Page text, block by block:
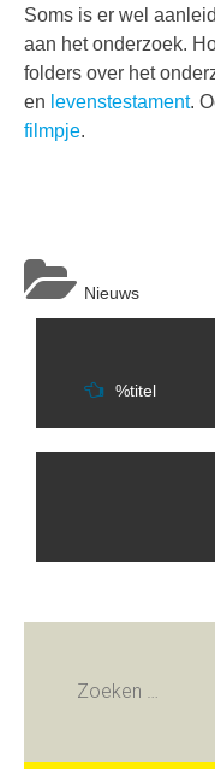
Soms is er wel
aan het onderzoek.
folders over het
en levenstestament.
filmpje.
Nieuws
Berichtnavigatie
%titel
Zoeken